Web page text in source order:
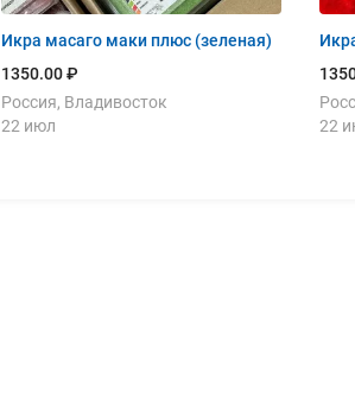
Икра масаго маки плюс (зеленая)
1350.00 ₽
Россия, Владивосток
22 июл
22